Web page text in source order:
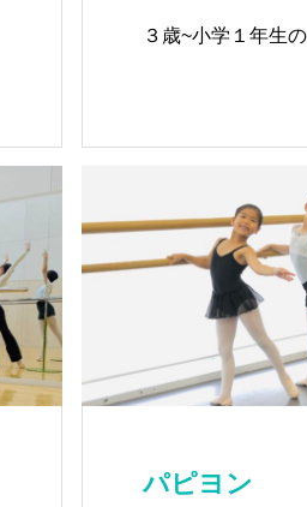
ファミーユ
３歳~小学１年生
パピヨン